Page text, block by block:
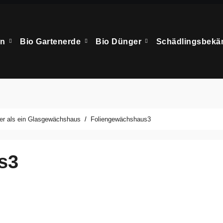
Bio Gartenerde Bio Dünger
als ein Glasgewächshaus Foliengewächshaus3